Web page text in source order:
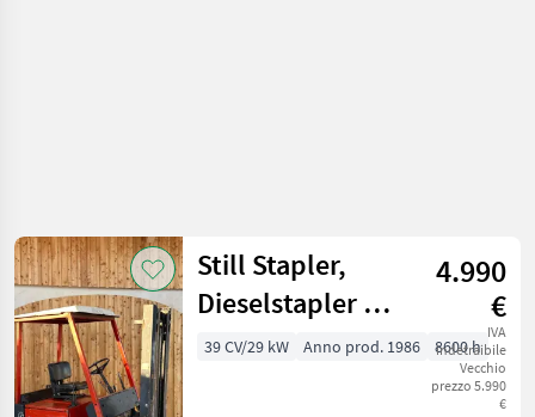
Still Stapler,
Dieselstapler SE
40/41
4.990
€
IVA
indetraibile
Vecchio
prezzo 5.990
€
39 CV/29 kW Anno prod. 1986 8600 h